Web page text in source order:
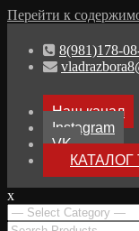
Перейти к
8(981)178-
Наш канал
Instagram
VK
Разборка Audi A8
x